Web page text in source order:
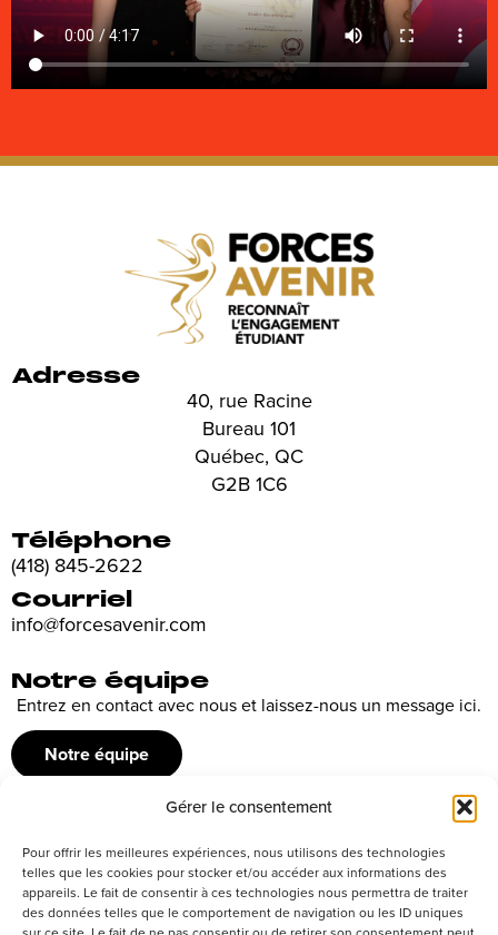
Gérer le consentement
Pour offrir les meilleures expériences, nous utilisons des technologies
telles que les cookies pour stocker et/ou accéder aux informations des
appareils. Le fait de consentir à ces technologies nous permettra de traiter
des données telles que le comportement de navigation ou les ID uniques
Adresse
40, rue Racine
Bureau 101
Québec, QC
G2B 1C6
Téléphone
(418) 845-2622
Courriel
info@forcesavenir.com
Notre équipe
Entrez en contact avec nous et laissez-nous un message ici.
Notre équipe
Recrutement
Découvrez nos offres d’emploi ou envoyez votre candidature
spontanée